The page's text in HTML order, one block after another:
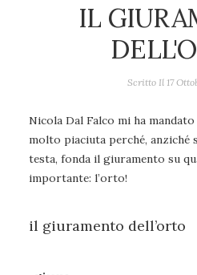
IL
Scritto Il 17
Nicola Dal Falco mi ha
molto piaciuta perché, anziché
testa, fonda il giuramento su
importante: l’orto!
il giuramento dell’orto